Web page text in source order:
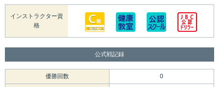
インストラクター資
格
公式戦記録
優勝回数 0